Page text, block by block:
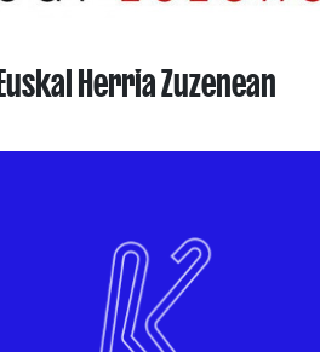
Euskal Herria Zuzenean